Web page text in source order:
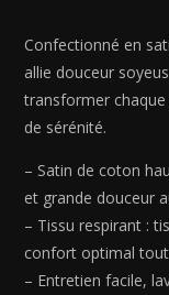
tissé
dobby
06
230
Confectionné en
allie douceur
transformer
de sérénité.
– Satin de coton
et grande douceur
– Tissu respirant :
confort optimal
– Entretien facile,